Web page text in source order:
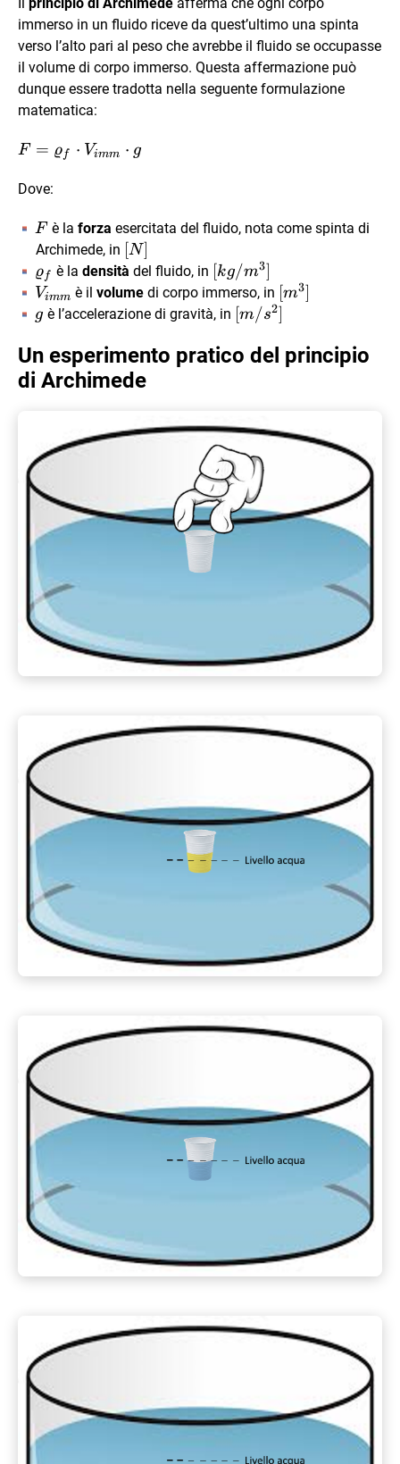
immerso in un fluido riceve da quest’ultimo una spinta
verso l’alto pari al peso che avrebbe il fluido se occupasse
il volume di corpo immerso. Questa affermazione può
dunque essere tradotta nella seguente formulazione
matematica:
F =
V_{imm}\cdot g
F = ϱf ⋅ Vimm ⋅ g
Dove:
F
F è la forza esercitata del fluido, nota come spinta di
Archimede, in [N]
[N]
\varrho_{f}
ϱf è la densità del fluido, in [kg/m^3]
[kg/m3]
V_{imm}
Vimm è ilvolume di corpo immerso, in [m^3]
[m3]
g
g è l’accelerazione di gravità, in [m/s^2]
[m/s2]
Un esperimento pratico del principio
di Archimede